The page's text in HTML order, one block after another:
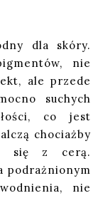
dla skóry.
nie
ale przede
suchych
co jest
chociażby
się z cerą.
podrażnionym
nie